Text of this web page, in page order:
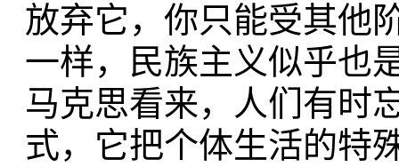
放弃它，你只能受其他
一样，民族主义似乎也
马克思看来，人们有时
式，它把个体生活的特